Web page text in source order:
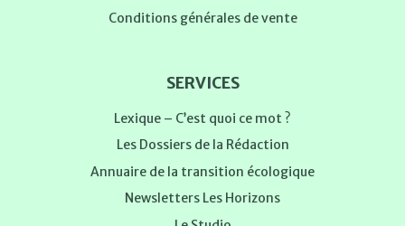
Conditions générales de vente
SERVICES
Lexique – C’est quoi ce mot ?
Les Dossiers de la Rédaction
Annuaire de la transition écologique
Newsletters Les Horizons